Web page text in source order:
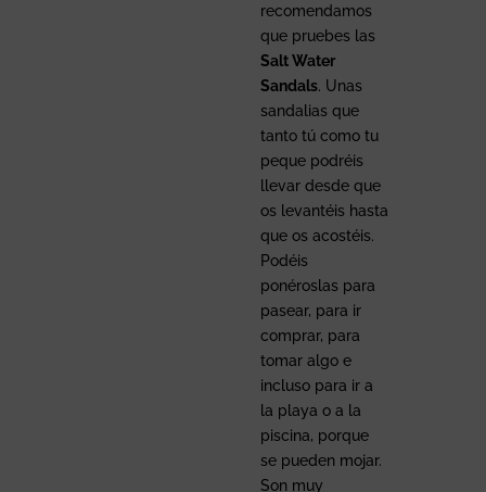
recomendamos
que pruebes las
Salt Water
Sandals. Unas
sandalias que
tanto tú como tu
peque podréis
llevar desde que
os levantéis hasta
que os acostéis.
Podéis
ponéroslas para
pasear, para ir
comprar, para
tomar algo e
incluso para ir a
la playa o a la
piscina, porque
se pueden mojar.
Son muy